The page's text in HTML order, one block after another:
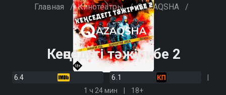
Главная / Кинотеатры / QAZAQSHA /
Кеңседегі тәжірибе 2
6.4
6.1
1 ч 24 мин
18+